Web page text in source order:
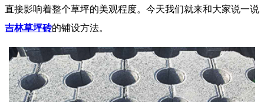
直接影响着整个草坪的美观程度。今天我们就来和大家说一说
吉林草坪砖的铺设方法。